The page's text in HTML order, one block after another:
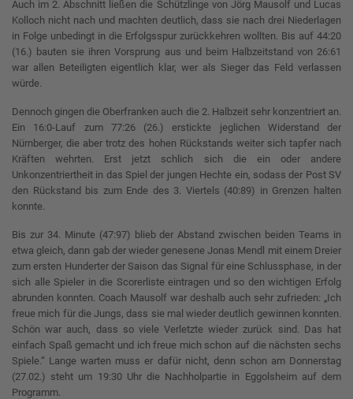
Auch im 2. Abschnitt ließen die Schützlinge von Jörg Mausolf und Lucas
Kolloch nicht nach und machten deutlich, dass sie nach drei Niederlagen
in Folge unbedingt in die Erfolgsspur zurückkehren wollten. Bis auf 44:20
(16.) bauten sie ihren Vorsprung aus und beim Halbzeitstand von 26:61
war allen Beteiligten eigentlich klar, wer als Sieger das Feld verlassen
würde.
Dennoch gingen die Oberfranken auch die 2. Halbzeit sehr konzentriert an.
Ein 16:0-Lauf zum 77:26 (26.) erstickte jeglichen Widerstand der
Nürnberger, die aber trotz des hohen Rückstands weiter sich tapfer nach
Kräften wehrten. Erst jetzt schlich sich die ein oder andere
Unkonzentriertheit in das Spiel der jungen Hechte ein, sodass der Post SV
den Rückstand bis zum Ende des 3. Viertels (40:89) in Grenzen halten
konnte.
Bis zur 34. Minute (47:97) blieb der Abstand zwischen beiden Teams in
etwa gleich, dann gab der wieder genesene Jonas Mendl mit einem Dreier
zum ersten Hunderter der Saison das Signal für eine Schlussphase, in der
sich alle Spieler in die Scorerliste eintragen und so den wichtigen Erfolg
abrunden konnten. Coach Mausolf war deshalb auch sehr zufrieden: „Ich
freue mich für die Jungs, dass sie mal wieder deutlich gewinnen konnten.
Schön war auch, dass so viele Verletzte wieder zurück sind. Das hat
einfach Spaß gemacht und ich freue mich schon auf die nächsten sechs
Spiele.“ Lange warten muss er dafür nicht, denn schon am Donnerstag
(27.02.) steht um 19:30 Uhr die Nachholpartie in Eggolsheim auf dem
Programm.